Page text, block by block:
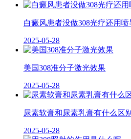
白癜风患者没做308光疗还用
2025-05-28
美国308准分子激光效果
2025-05-28
尿素软膏和尿素乳膏有什么区
2025-05-28